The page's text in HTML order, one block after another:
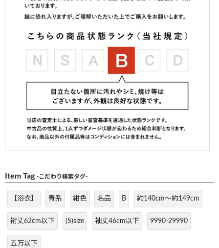
Item Tag -こだわり検索タグ-
【浴衣】 青系 紺色 名品 B 約140cm～約149cm
裄丈62cm以下 (S)size 袖丈46cm以下 9990-29990
五万以下